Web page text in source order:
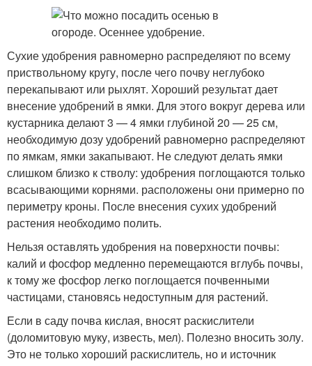
Сухие удобрения равномерно распределяют по всему
приствольному кругу, после чего почву неглубоко
перекапывают или рыхлят. Хороший результат дает
внесение удобрений в ямки. Для этого вокруг дерева или
кустарника делают 3 — 4 ямки глубиной 20 — 25 см,
необходимую дозу удобрений равномерно распределяют
по ямкам, ямки закапывают. Не следуют делать ямки
слишком близко к стволу: удобрения поглощаются только
всасывающими корнями. расположены они примерно по
периметру кроны. После внесения сухих удобрений
растения необходимо полить.
Нельзя оставлять удобрения на поверхности почвы:
калий и фосфор медленно перемещаются вглубь почвы,
к тому же фосфор легко поглощается почвенными
частицами, становясь недоступным для растений.
Если в саду почва кислая, вносят раскислители
(доломитовую муку, известь, мел). Полезно вносить золу.
Это не только хороший раскислитель, но и источник